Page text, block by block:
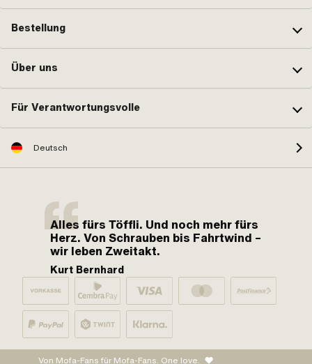
Bestellung
Über uns
Für Verantwortungsvolle
Deutsch
Alles fürs Töffli. Und noch mehr fürs
Herz. Von Schrauben bis Fahrtwind –
wir leben Zweitakt.
Kurt Bernhard
Von Mofa-Fans für Mofa-Fans. One love.